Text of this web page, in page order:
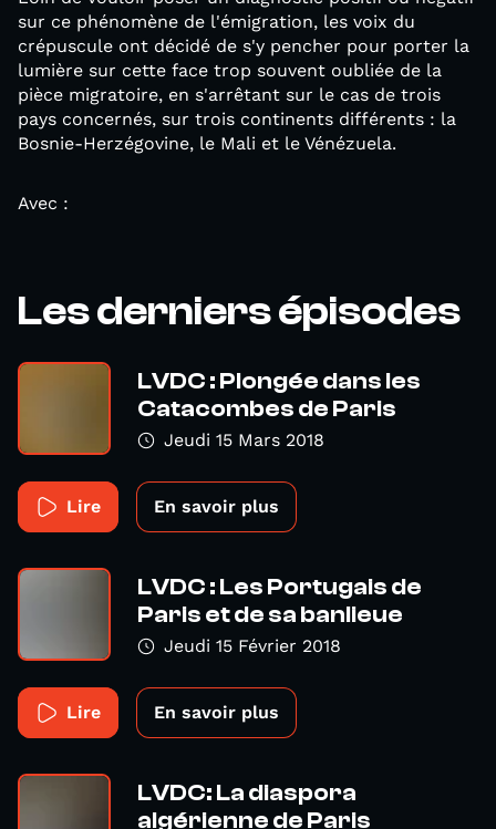
sur ce phénomène de l'émigration, les voix du
crépuscule ont décidé de s'y pencher pour porter la
lumière sur cette face trop souvent oubliée de la
pièce migratoire, en s'arrêtant sur le cas de trois
pays concernés, sur trois continents différents : la
Bosnie-Herzégovine, le Mali et le Vénézuela.
Avec :
Les derniers épisodes
LVDC : Plongée dans les
Catacombes de Paris
Jeudi 15 Mars 2018
Lire En savoir plus
LVDC : Les Portugais de
Paris et de sa banlieue
Jeudi 15 Février 2018
Lire En savoir plus
LVDC: La diaspora
algérienne de Paris